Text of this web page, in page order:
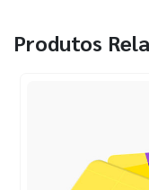
Produtos